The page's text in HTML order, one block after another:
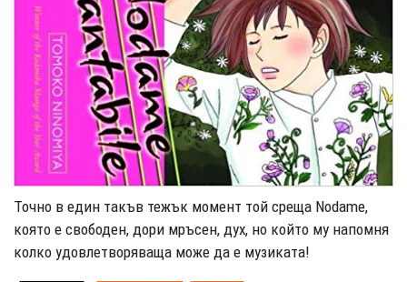
Точно в един такъв тежък момент той среща Nodame,
която е свободен, дори мръсен, дух, но който му напомня
колко удовлетворяваща може да е музиката!